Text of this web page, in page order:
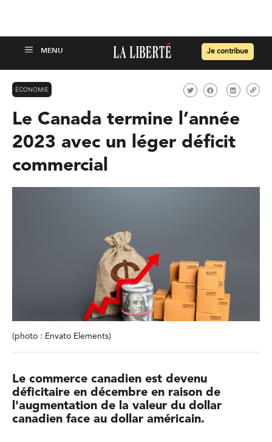
Je contribue
ÉCONOMIE
Le Canada termine l’année
2023 avec un léger déficit
commercial
(photo : Envato Elements)
Le commerce canadien est devenu
déficitaire en décembre en raison de
l'augmentation de la valeur du dollar
canadien face au dollar américain.